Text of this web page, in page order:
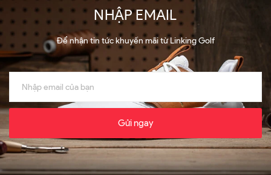
NHẬP EMAIL
Để nhận tin tức khuyến mãi từ Linking Golf
Gửi ngay